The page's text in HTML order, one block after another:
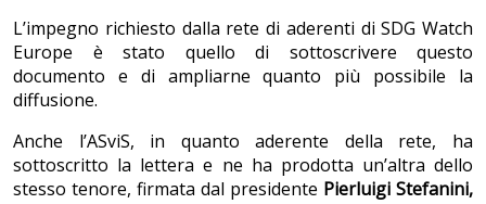
L’impegno richiesto dalla rete di aderenti di SDG Watch
Europe è stato quello di sottoscrivere questo
documento e di ampliarne quanto più possibile la
diffusione.
Anche l’ASviS, in quanto aderente della rete, ha
sottoscritto la lettera e ne ha prodotta un’altra dello
stesso tenore, firmata dal presidente Pierluigi Stefanini,